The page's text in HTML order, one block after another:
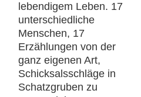
lebendigem Leben. 17
unterschiedliche
Menschen, 17
Erzählungen von der
ganz eigenen Art,
Schicksalsschläge in
Schatzgruben zu